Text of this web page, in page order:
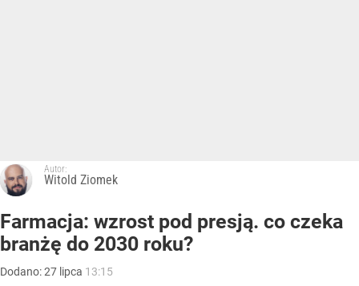
Autor:
Witold Ziomek
Farmacja: wzrost pod presją. co czeka
branżę do 2030 roku?
Dodano:27 lipca 13:15